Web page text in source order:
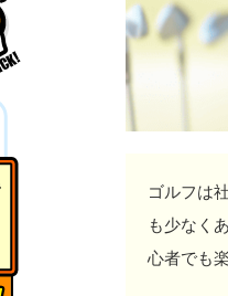
ゴルフは
も少なく
心者でも